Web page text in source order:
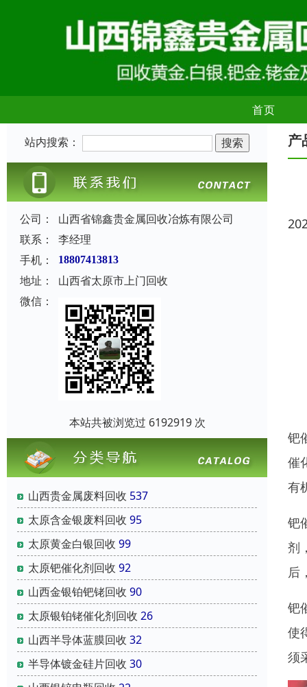
首页
站内搜索：
公司：
山西省锦鑫贵金属回收冶炼有限公司
联系：
李经理
手机：
18807413813
地址：
山西省太原市上门回收
微信：
本站共被浏览过 6192919 次
山西贵金属废料回收 537
太原含金银废料回收 95
太原黄金白银回收 99
太原钯催化剂回收 92
山西金银铂钯铑回收 90
太原银铂铑催化剂回收 26
山西半导体蓝膜回收 32
半导体镀金硅片回收 30
产
钯
催
有
钯
剂
后
钯
使
须